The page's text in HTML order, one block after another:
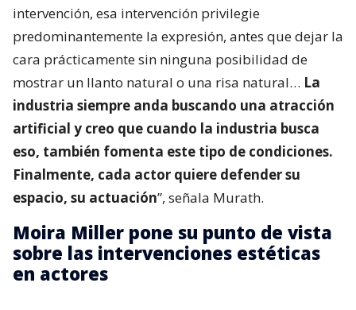
intervención, esa intervención privilegie
predominantemente la expresión, antes que dejar la
cara prácticamente sin ninguna posibilidad de
mostrar un llanto natural o una risa natural… La
industria siempre anda buscando una atracción
artificial y creo que cuando la industria busca
eso, también fomenta este tipo de condiciones.
Finalmente, cada actor quiere defender su
espacio, su actuación”, señala Murath.
Moira Miller pone su punto de vista
sobre las intervenciones estéticas
en actores